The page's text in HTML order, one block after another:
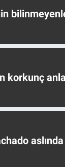
korkunç